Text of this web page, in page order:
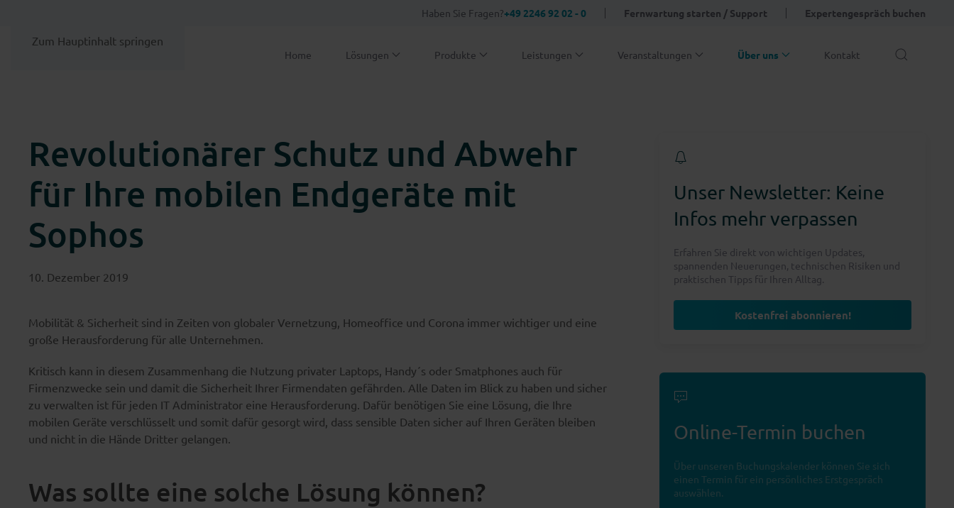
Zum Hauptinhalt springen
Haben Sie Fragen?+49 2246 92 02 - 0 Fernwartung starten / Support Expertengespräch buchen
Home Lösungen Produkte Leistungen Veranstaltungen Über uns Kontakt
Revolutionärer Schutz und Abwehr
für Ihre mobilen Endgeräte mit
Sophos
10. Dezember 2019
Mobilität & Sicherheit sind in Zeiten von globaler Vernetzung, Homeoffice und Corona immer wichtiger und eine
große Herausforderung für alle Unternehmen.
Kritisch kann in diesem Zusammenhang die Nutzung privater Laptops, Handy´s oder Smatphones auch für
Firmenzwecke sein und damit die Sicherheit Ihrer Firmendaten gefährden. Alle Daten im Blick zu haben und sicher
zu verwalten ist für jeden IT Administrator eine Herausforderung. Dafür benötigen Sie eine Lösung, die Ihre
mobilen Geräte verschlüsselt und somit dafür gesorgt wird, dass sensible Daten sicher auf Ihren Geräten bleiben
und nicht in die Hände Dritter gelangen.
Was sollte eine solche Lösung können?
Unser Newsletter: Keine
Infos mehr verpassen
Erfahren Sie direkt von wichtigen Updates,
spannenden Neuerungen, technischen Risiken und
praktischen Tipps für Ihren Alltag.
Kostenfrei abonnieren!
Online-Termin buchen
Über unseren Buchungskalender können Sie sich
einen Termin für ein persönliches Erstgespräch
auswählen.